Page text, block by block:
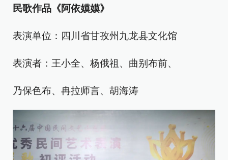
民歌作品《阿依嫫嫫》
表演单位：四川省甘孜州九龙县文化馆
表演者：王小全、杨俄祖、曲别布前、
乃保色布、冉拉师言、胡海涛